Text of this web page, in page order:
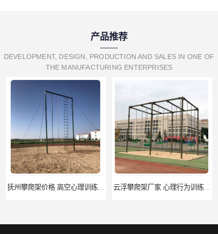
产品推荐
DEVELOPMENT, DESIGN, PRODUCTION AND SALES IN ONE OF
THE MANUFACTURING ENTERPRISES
抚州攀爬架价格 高空心理训练器材 标准尺寸 云浮攀爬架厂家 心理行为训练器材 质量保证